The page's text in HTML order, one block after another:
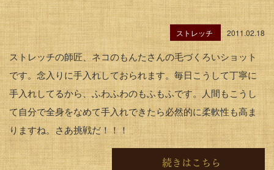
ストレッチ 2011.02.18
ストレッチの師匠、ネコのもんたさんの毛づくろいショット
です。念入りに手入れしておられます。毎日こうして丁寧に
手入れしてるから、ふわふわのもふもふです。人間もこうし
て自分で全身をなめて手入れできたら必然的に柔軟性も高ま
りますね。さあ挑戦だ！！！
続きはこちら